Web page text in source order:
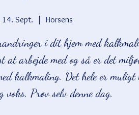
14. Sept.
  |
Horsens
i dit hjem med
arbejde med og så er det
kalkmaling. Det hele er muligt